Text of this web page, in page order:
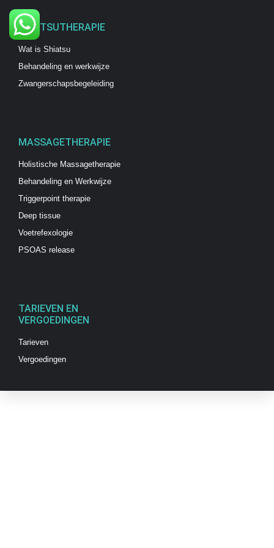
SHIATSUTHERAPIE
Wat is Shiatsu
Behandeling en werkwijze
Zwangerschapsbegeleiding
MASSAGETHERAPIE
Holistische Massagetherapie
Behandeling en Werkwijze
Triggerpoint therapie
Deep tissue
Voetrefexologie
PSOAS release
TARIEVEN EN
VERGOEDINGEN
Tarieven
Vergoedingen